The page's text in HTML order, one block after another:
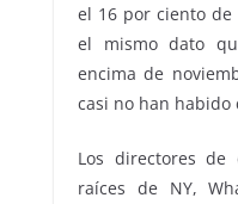
el 16 por ciento de
el mismo dato
encima de
casi no han habido
Los directores de
raíces de NY,